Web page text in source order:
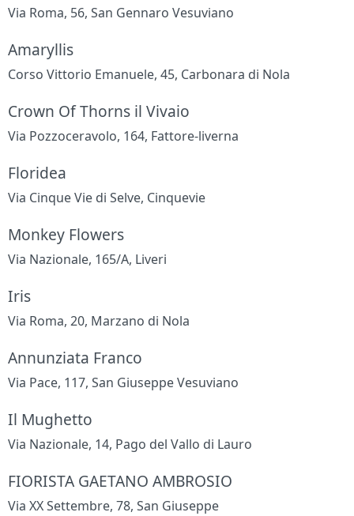
Via Roma, 56, San Gennaro Vesuviano
Amaryllis
Corso Vittorio Emanuele, 45, Carbonara di Nola
Crown Of Thorns il Vivaio
Via Pozzoceravolo, 164, Fattore-liverna
Floridea
Via Cinque Vie di Selve, Cinquevie
Monkey Flowers
Via Nazionale, 165/A, Liveri
Iris
Via Roma, 20, Marzano di Nola
Annunziata Franco
Via Pace, 117, San Giuseppe Vesuviano
Il Mughetto
Via Nazionale, 14, Pago del Vallo di Lauro
FIORISTA GAETANO AMBROSIO
Via XX Settembre, 78, San Giuseppe